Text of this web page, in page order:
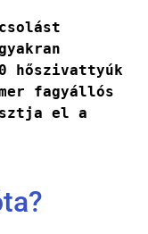
hőszivattyúk
fagyállós
el a